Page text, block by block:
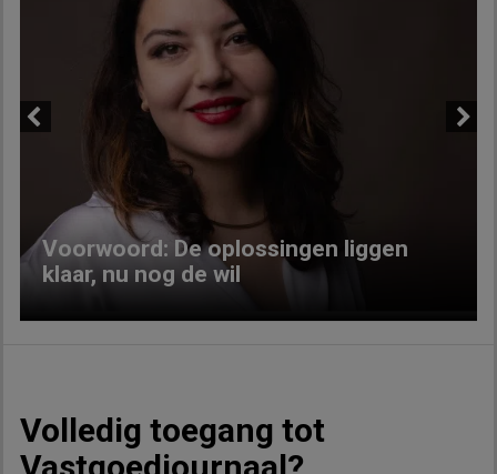
Voorwoord: De oplossingen liggen
klaar, nu nog de wil
Volledig toegang tot